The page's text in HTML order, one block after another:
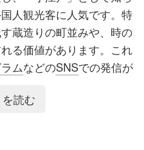
り
替
え
る
な
ブ
ッ
ク
ー
記
事
を
購
マ
ガ
登
録
人観光客に人気です。特
蔵造りの町並みや、時の
る価値があります。これ
ムなどのSNSでの発信が
が多く、彼らは日本の
読む